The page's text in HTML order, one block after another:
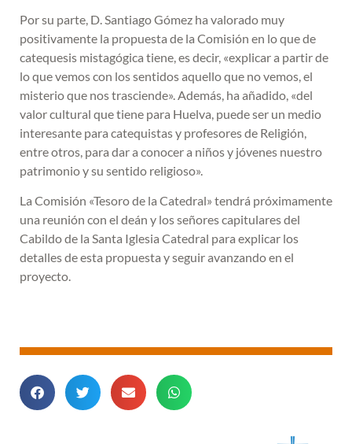
Por su parte, D. Santiago Gómez ha valorado muy
positivamente la propuesta de la Comisión en lo que de
catequesis mistagógica tiene, es decir, «explicar a partir de
lo que vemos con los sentidos aquello que no vemos, el
misterio que nos trasciende». Además, ha añadido, «del
valor cultural que tiene para Huelva, puede ser un medio
interesante para catequistas y profesores de Religión,
entre otros, para dar a conocer a niños y jóvenes nuestro
patrimonio y su sentido religioso».
La Comisión «Tesoro de la Catedral» tendrá próximamente
una reunión con el deán y los señores capitulares del
Cabildo de la Santa Iglesia Catedral para explicar los
detalles de esta propuesta y seguir avanzando en el
proyecto.